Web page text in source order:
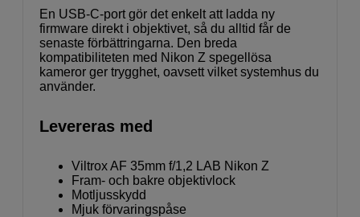
En USB-C-port gör det enkelt att ladda ny
firmware direkt i objektivet, så du alltid får de
senaste förbättringarna. Den breda
kompatibiliteten med Nikon Z spegellösa
kameror ger trygghet, oavsett vilket systemhus du
använder.
Levereras med
Viltrox AF 35mm f/1,2 LAB Nikon Z
Fram- och bakre objektivlock
Motljusskydd
Mjuk förvaringspåse